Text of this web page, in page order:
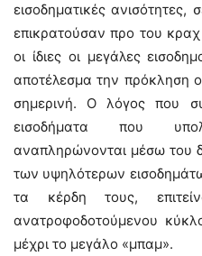
εισοδηματικές
επικρατούσαν προ του κραχ
οι ίδιες οι μεγάλες
αποτέλεσμα την πρόκληση
σημερινή. Ο λόγος που
εισοδήματα που
αναπληρώνονται μέσω του
των υψηλότερων
τα κέρδη τους,
ανατροφοδοτούμενου
μέχρι το μεγάλο «μπαμ».